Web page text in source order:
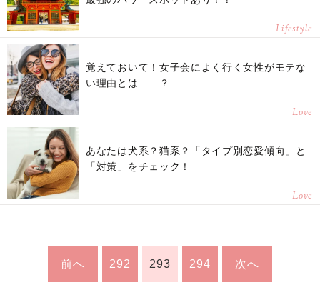
Lifestyle
覚えておいて！女子会によく行く女性がモテな
い理由とは……？
Love
あなたは犬系？猫系？「タイプ別恋愛傾向」と
「対策」をチェック！
Love
前へ 292 293 294 次へ